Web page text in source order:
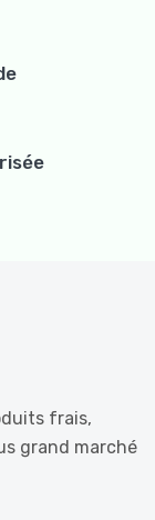
frais,
grand marché